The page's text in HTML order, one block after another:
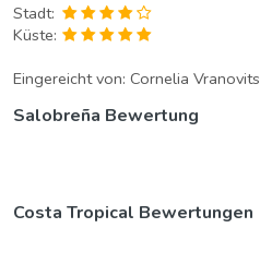
Stadt:
Küste:
Eingereicht von: Cornelia Vranovits
Salobreña Bewertung
Costa Tropical Bewertungen